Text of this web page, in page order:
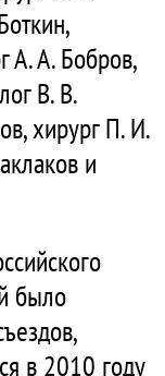
А. А. Бобров,
В. В.
хирург П. И.
и
было
в 2010 году